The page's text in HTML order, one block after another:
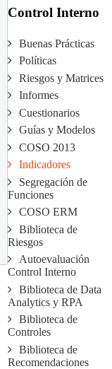
Control Interno
Buenas Prácticas
Políticas
Riesgos y Matrices
Informes
Cuestionarios
Guías y Modelos
COSO 2013
Indicadores
Segregación de
Funciones
COSO ERM
Biblioteca de
Riesgos
Autoevaluación
Control Interno
Biblioteca de Data
Analytics y RPA
Biblioteca de
Controles
Biblioteca de
Recomendaciones